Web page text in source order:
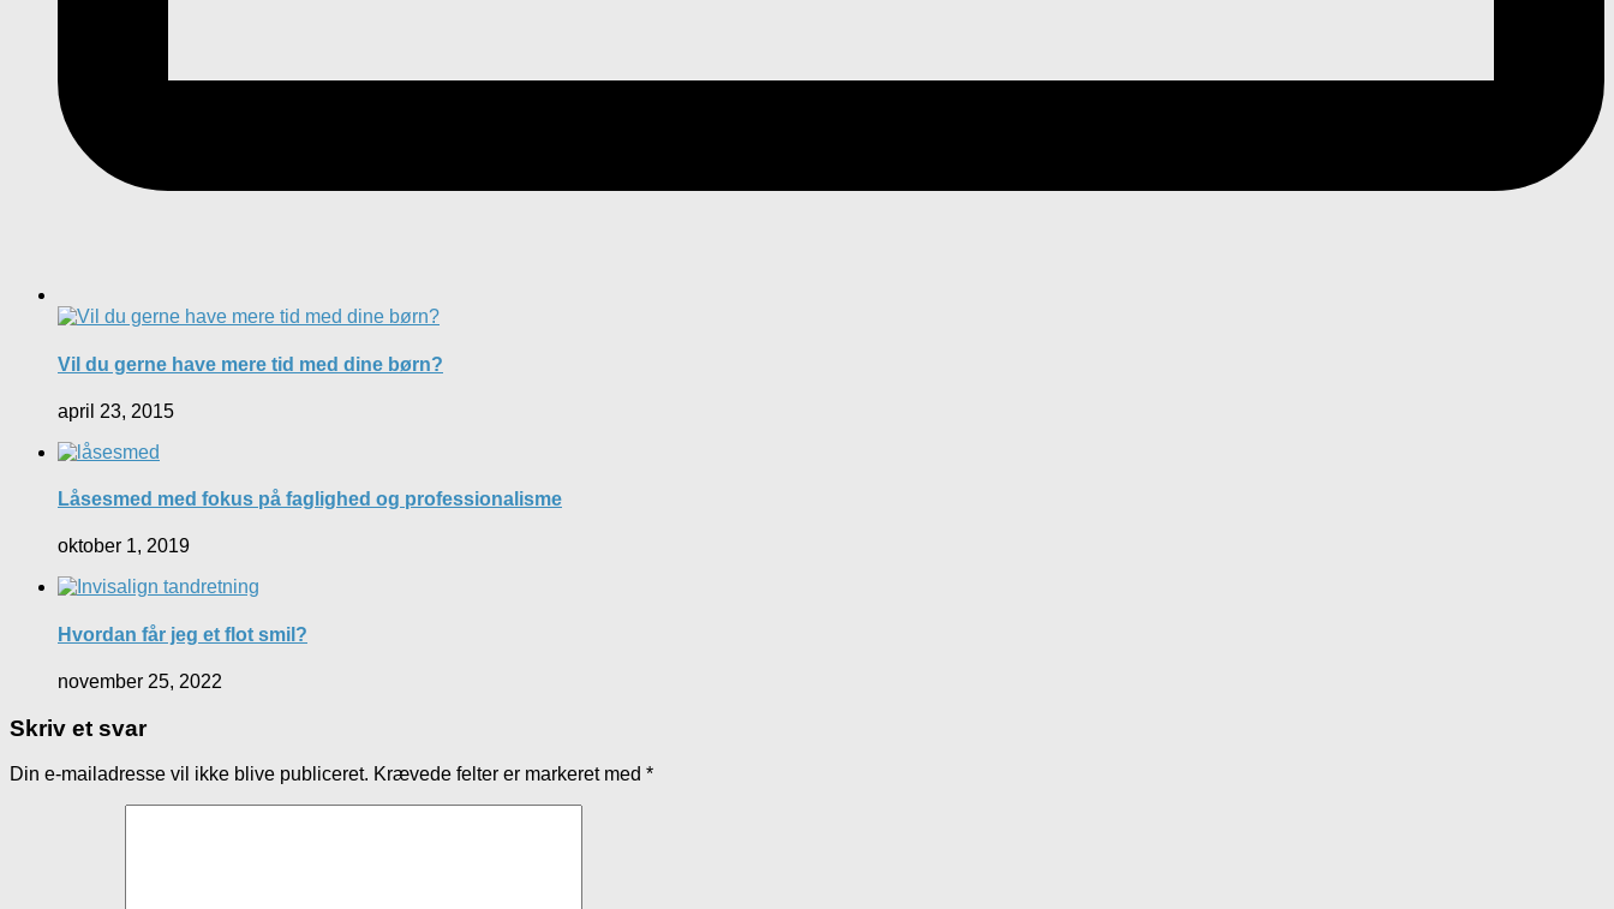
Vil du gerne have mere tid med dine børn?
april 23, 2015
Låsesmed med fokus på faglighed og professionalisme
oktober 1, 2019
Hvordan får jeg et flot smil?
november 25, 2022
Skriv et svar
Din e-mailadresse vil ikke blive publiceret. Krævede felter er markeret med *